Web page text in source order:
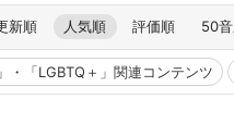
新順 人気順 評価順 50
・「LGBTQ＋」関連コンテンツ